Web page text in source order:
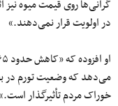
گرانی‌ها روی قیمت میوه نیز
در اولویت قرار نمی‌دهند.»
می‌دهد که وضعیت تورم در
خوراک مردم تأثیرگذار